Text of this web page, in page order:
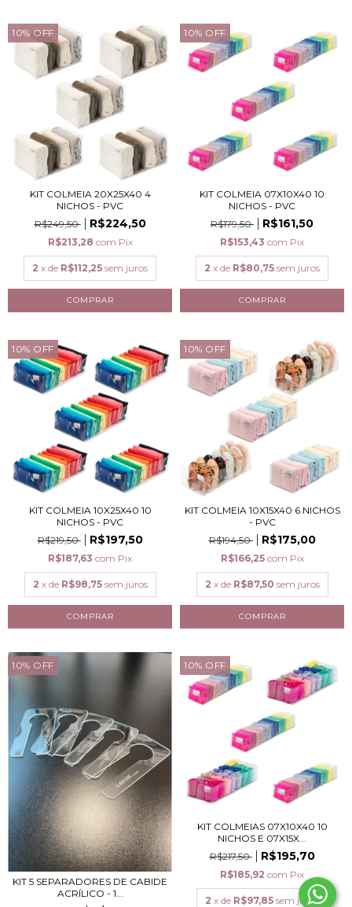
10% OFF
KIT COLMEIA 20X25X40 4
NICHOS - PVC
R$249,50
R$224,50
R$213,28 com Pix
2 x de R$112,25 sem juros
10% OFF
KIT COLMEIA 07X10X40 10
NICHOS - PVC
R$179,50
R$161,50
R$153,43 com Pix
2 x de R$80,75 sem juros
10% OFF
KIT COLMEIA 10X25X40 10
NICHOS - PVC
R$219,50
R$197,50
R$187,63 com Pix
2 x de R$98,75 sem juros
10% OFF
KIT COLMEIA 10X15X40 6 NICHOS
- PVC
R$194,50
R$175,00
R$166,25 com Pix
2 x de R$87,50 sem juros
10% OFF
KIT 5 SEPARADORES DE CABIDE
ACRÍLICO - 1...
10% OFF
KIT COLMEIAS 07X10X40 10
NICHOS E 07X15X...
R$217,50
R$195,70
R$185,92 com Pix
2 x de R$97,85 sem juros